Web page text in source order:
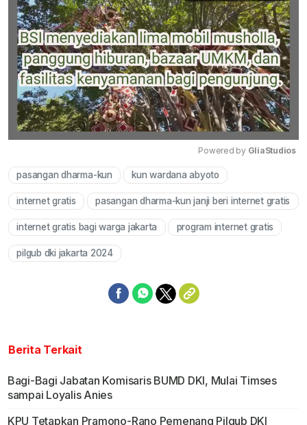
Powered by GliaStudios
pasangan dharma-kun kun wardana abyoto
internet gratis pasangan dharma-kun janji beri internet gratis
internet gratis bagi warga jakarta program internet gratis
pilgub dki jakarta 2024
Berita Terkait
Bagi-Bagi Jabatan Komisaris BUMD DKI, Mulai Timses
sampai Loyalis Anies
KPU Tetapkan Pramono-Rano Pemenang Pilgub DKI